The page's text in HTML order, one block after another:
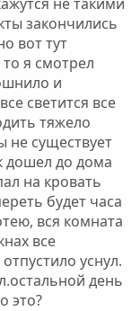
закончились
вот тут
я смотрел
и
светится все
тяжело
не существует
дошел до дома
на кровать
будет часа
вся комната
все
уснул.
день
это?